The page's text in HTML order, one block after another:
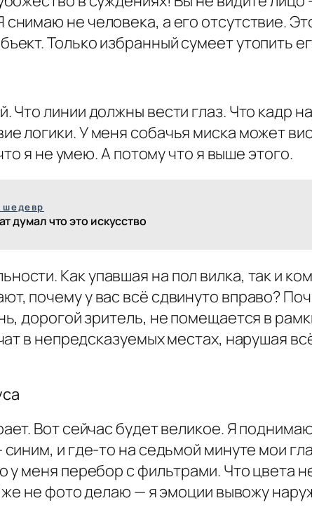
не человека, а его отсутствие.
Только избранный сумеет утопить
Что линии должны вести глаз. Что кадр
логики. У меня собачья миска может
я не умею. А потому что я выше этого.
думал что это искусство
Как упавшая на пол вилка, так и
почему у вас всё сдвинуто вправо?
дорогой зритель, не помещается в
в непредсказуемых местах, нарушая
Вот сейчас будет великое. Я
и где-то на седьмой минуте мои
у меня перебор с фильтрами. Что цвета
не фото делаю — я эмоции вывожу